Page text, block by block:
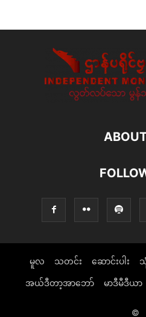
မူလ သတင်း ဆောင်းပါး
အယ်ဒီတာ့အာဘော် မာဒီမီဒီယာ
©